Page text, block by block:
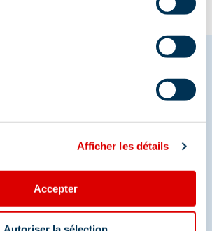
Afficher les détails
Accepter
vos moments à
sur les réseaux sociaux